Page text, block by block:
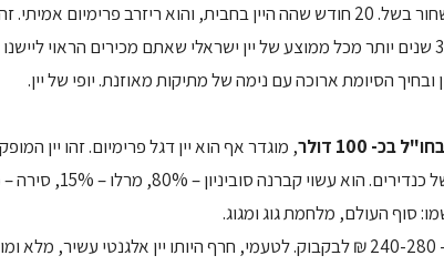
זה יין אלגנטי ומורכב עם טעמי שזיף שחור בשל. 20 חודש שהה היין בחבית, והוא ריזרב פרימיום
הסיומת ארוכה עם נימה של מתיקות מאוזנת. יופי של יין.
100 דולר
, מוגדר אף הוא יין דגל פרימיום. זהו יין
קברנה סוביניון – 80%, מרלו – 15%, סירה – 5%.
סוף העולם, מלחמת גוג ומגוג.
מחיר הארמגדון נע בארץ בסביבות ה- 240-280 ₪ לבקבוק. לטעמי, חרף היותו יין אלגנטי עשיר,